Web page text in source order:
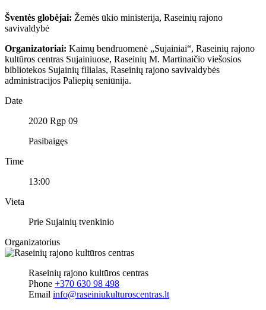
Šventės globėjai: Žemės ūkio ministerija, Raseinių rajono
savivaldybė
Organizatoriai: Kaimų bendruomenė „Sujainiai“, Raseinių rajono
kultūros centras Sujainiuose, Raseinių M. Martinaičio viešosios
bibliotekos Sujainių filialas, Raseinių rajono savivaldybės
administracijos Paliepių seniūnija.
Date
2020 Rgp 09
Pasibaigęs
Time
13:00
Vieta
Prie Sujainių tvenkinio
Organizatorius
Raseinių rajono kultūros centras
Phone +370 630 98 498
Email info@raseiniukulturoscentras.lt